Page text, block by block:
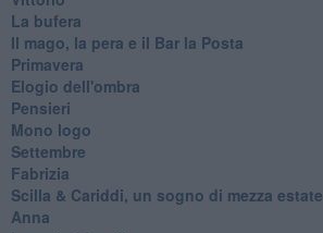
La bufera
Il mago, la pera e il Bar la Posta
Primavera
Elogio dell'ombra
Pensieri
Mono logo
Settembre
Fabrizia
​Scilla & Cariddi, un sogno di mezza estate
Anna